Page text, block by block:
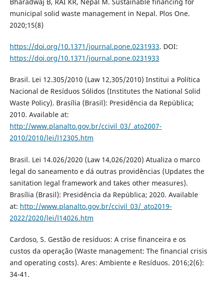
Bharadwaj B, RAI KR, Nepal M. Sustainable financing for
municipal solid waste management in Nepal. Plos One.
2020;15(8)
https://doi.org/10.1371/journal.pone.0231933. DOI:
https://doi.org/10.1371/journal.pone.0231933
Brasil. Lei 12.305/2010 (Law 12,305/2010) Institui a Política
Nacional de Resíduos Sólidos (Institutes the National Solid
Waste Policy). Brasília (Brasil): Presidência da República;
2010. Available at:
http://www.planalto.gov.br/ccivil_03/_ato2007-
2010/2010/lei/l12305.htm
Brasil. Lei 14.026/2020 (Law 14,026/2020) Atualiza o marco
legal do saneamento e dá outras providências (Updates the
sanitation legal framework and takes other measures).
Brasília (Brasil): Presidência da República; 2020. Available
at: http://www.planalto.gov.br/ccivil_03/_ato2019-
2022/2020/lei/l14026.htm
Cardoso, S. Gestão de resíduos: A crise financeira e os
custos da operação (Waste management: The financial crisis
and operating costs). Ares: Ambiente e Resíduos. 2016;2(6):
34-41.